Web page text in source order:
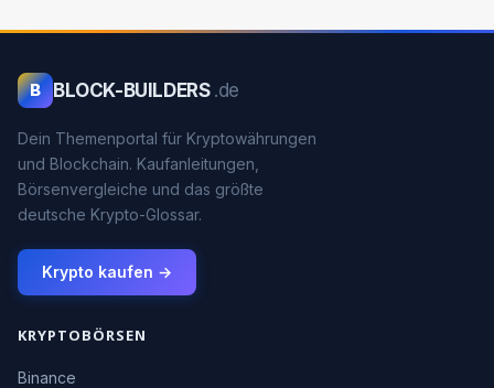
B BLOCK-BUILDERS .de
Dein Themenportal für Kryptowährungen
und Blockchain. Kaufanleitungen,
Börsenvergleiche und das größte
deutsche Krypto-Glossar.
Krypto kaufen →
KRYPTOBÖRSEN
Binance